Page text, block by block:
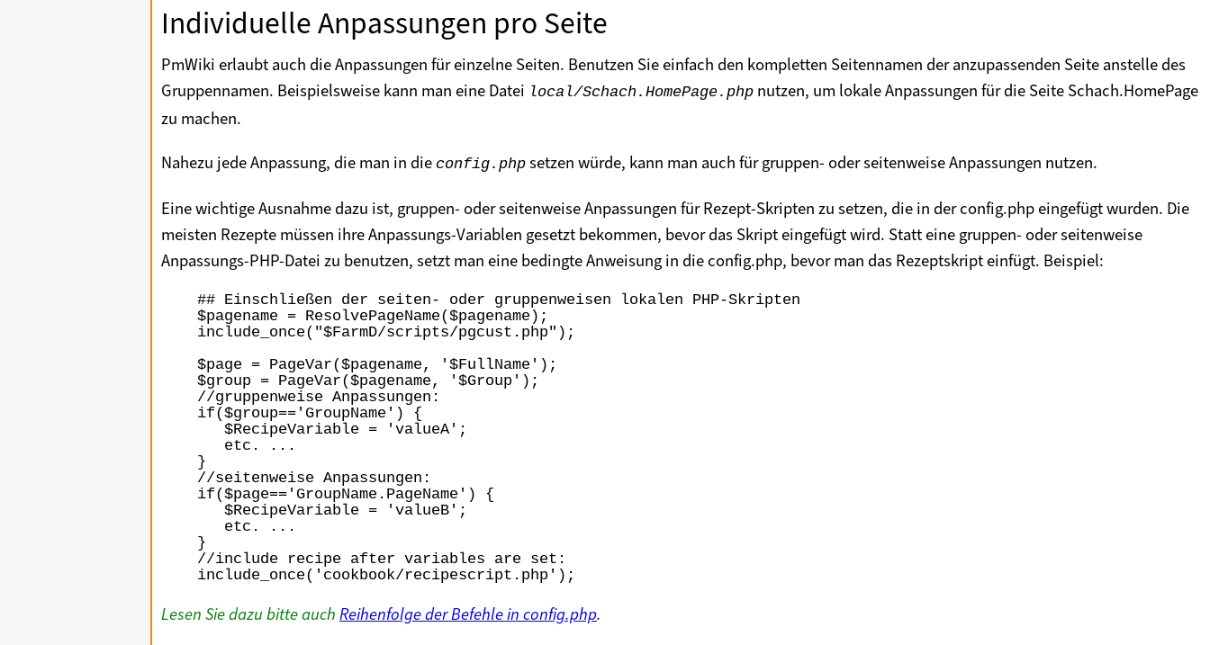
Individuelle Anpassungen pro Seite
PmWiki erlaubt auch die Anpassungen für einzelne Seiten. Benutzen Sie einfach den kompletten Seitennamen der anzupassenden Seite anstelle des
Gruppennamen. Beispielsweise kann man eine Datei local/Schach.HomePage.php nutzen, um lokale Anpassungen für die Seite Schach.HomePage
zu machen.
Nahezu jede Anpassung, die man in die config.php setzen würde, kann man auch für gruppen- oder seitenweise Anpassungen nutzen.
Eine wichtige Ausnahme dazu ist, gruppen- oder seitenweise Anpassungen für Rezept-Skripten zu setzen, die in der config.php eingefügt wurden. Die
meisten Rezepte müssen ihre Anpassungs-Variablen gesetzt bekommen, bevor das Skript eingefügt wird. Statt eine gruppen- oder seitenweise
Anpassungs-PHP-Datei zu benutzen, setzt man eine bedingte Anweisung in die config.php, bevor man das Rezeptskript einfügt. Beispiel:
## Einschließen der seiten- oder gruppenweisen lokalen PHP-Skripten
$pagename = ResolvePageName($pagename);
include_once("$FarmD/scripts/pgcust.php");
$page = PageVar($pagename, '$FullName');
$group = PageVar($pagename, '$Group');
//gruppenweise Anpassungen:
if($group=='GroupName') {
   $RecipeVariable = 'valueA';
   etc. ...
}
//seitenweise Anpassungen:
if($page=='GroupName.PageName') {
   $RecipeVariable = 'valueB';
   etc. ...
}
//include recipe after variables are set:
include_once('cookbook/recipescript.php');
Lesen Sie dazu bitte auch Reihenfolge der Befehle in config.php.